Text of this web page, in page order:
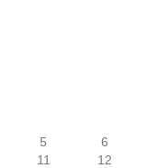
5
6
11
12